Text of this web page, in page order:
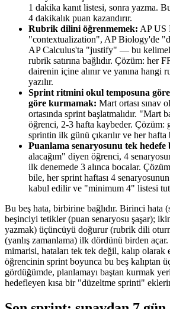
1 dakika kanıt listesi, sonra yazma.
4 dakikalık puan kazandırır.
Rubrik dilini öğrenmemek: AP US
"contextualization", AP Biology'de
AP Calculus'ta "justify" — bu
rubrik satırına bağlıdır. Çözüm: her
dairenin içine alınır ve yanına hangi
yazılır.
Sprint ritmini okul temposuna göre
göre kurmamak: Mart ortası sınav
ortasında sprint başlatmalıdır. "Mart
öğrenci, 2-3 hafta kaybeder. Çözüm:
sprintin ilk günü çıkarılır ve her hafta
Puanlama senaryosunu tek hedefe
alacağım" diyen öğrenci, 4
ilk denemede 3 alınca bocalar.
bile, her sprint haftası 4
kabul edilir ve "minimum 4" listesi
Bu beş hata, birbirine bağlıdır. Birinci hata
beşinciyi tetikler (puan senaryosu şaşar);
yazmak) üçüncüyü doğurur (rubrik dili
(yanlış zamanlama) ilk dördünü birden
mimarisi, hataları tek tek değil, kalıp olarak
öğrencinin sprint boyunca bu beş kalıptan
gördüğümde, planlamayı baştan kurmak
hedefleyen kısa bir "düzeltme sprinti"